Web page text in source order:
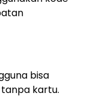
bisa
kartu.